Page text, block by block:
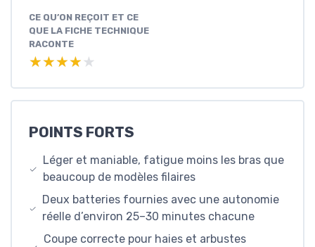
CE QU’ON REÇOIT ET CE
QUE LA FICHE TECHNIQUE
RACONTE
★★★★★
★★★★★
POINTS FORTS
Léger et maniable, fatigue moins les bras que
beaucoup de modèles filaires
Deux batteries fournies avec une autonomie
réelle d’environ 25–30 minutes chacune
Coupe correcte pour haies et arbustes